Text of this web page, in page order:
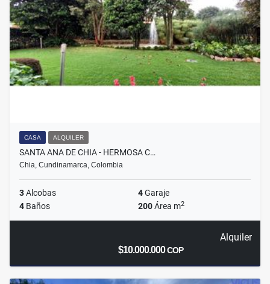
CASA ALQUILER
SANTA ANA DE CHIA - HERMOSA C…
Chia, Cundinamarca, Colombia
3Alcobas 4Garaje
4 Baños 200Área m2
Alquiler
$10.000.000COP